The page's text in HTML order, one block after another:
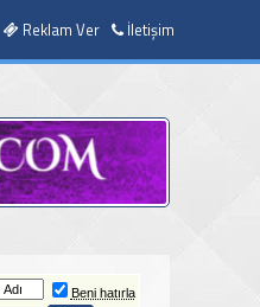
Reklam Ver İletişim
Beni hatırla